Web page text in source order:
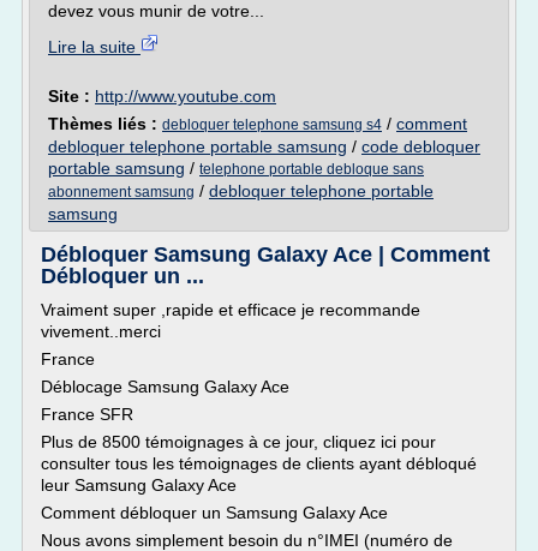
devez vous munir de votre...
Lire la suite
Site : http://www.youtube.com
Thèmes liés : debloquer telephone samsung s4 / comment
debloquer telephone portable samsung / code debloquer
portable samsung / telephone portable debloque sans
abonnement samsung / debloquer telephone portable
samsung
Débloquer Samsung Galaxy Ace | Comment
Débloquer un ...
Vraiment super ,rapide et efficace je recommande
vivement..merci
France
Déblocage Samsung Galaxy Ace
France SFR
Plus de 8500 témoignages à ce jour, cliquez ici pour
consulter tous les témoignages de clients ayant débloqué
leur Samsung Galaxy Ace
Comment débloquer un Samsung Galaxy Ace
Nous avons simplement besoin du n°IMEI (numéro de